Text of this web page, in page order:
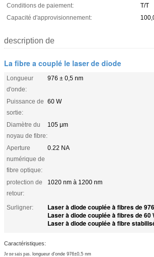
Conditions de paiement:
T/T
Capacité d'approvisionnement:
description de
La fibre a couplé le laser de diode
Longueur
d'onde:
976 ± 0,5 nm
Puissance de
sortie:
60 W
Diamètre du
noyau de fibre:
105 μm
Aperture
numérique de
fibre optique:
0.22 NA
protection de
retour:
1020 nm à 1200 nm
Surligner: Laser à diode couplée à fibres de
Laser à diode couplée à fibres de 60
Laser à diode couplée à fibre
Caractéristiques:
Je ne sais pas.
longueur d'onde 976±0,5 nm